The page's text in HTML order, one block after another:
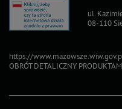
ul.
08-110
https://
OBRÓT DETALICZNY